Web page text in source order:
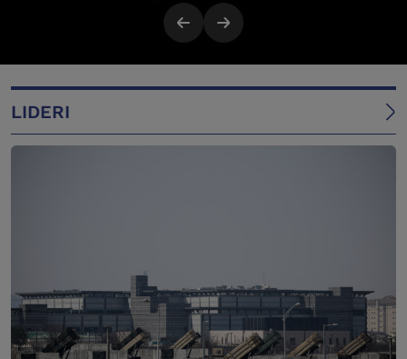
LIDERI